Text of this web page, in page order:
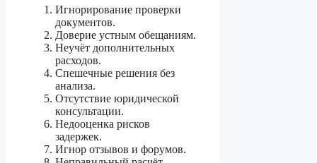
Игнорирование проверки
документов.
Доверие устным обещаниям.
Неучёт дополнительных
расходов.
Спешечные решения без
анализа.
Отсутствие юридической
консультации.
Недооценка рисков
задержек.
Игнор отзывов и форумов.